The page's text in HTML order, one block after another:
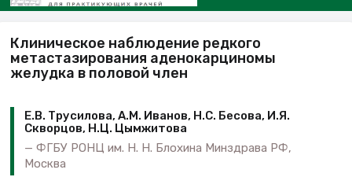
Клиническое наблюдение редкого
метастазирования аденокарциномы
желудка в половой член
Е.В. Трусилова, А.М. Иванов, Н.С. Бесова, И.Я.
Скворцов, Н.Ц. Цымжитова
ФГБУ РОНЦ им. Н. Н. Блохина Минздрава РФ,
Москва